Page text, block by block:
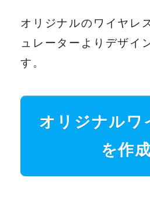
オリジナルのワイヤレ
ュレーターよりデザイ
す。
オリジナルワ
を作